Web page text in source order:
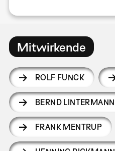
Mitwirkende
ROLF FUNCK
BERND LINTERMANN
FRANK MENTRUP